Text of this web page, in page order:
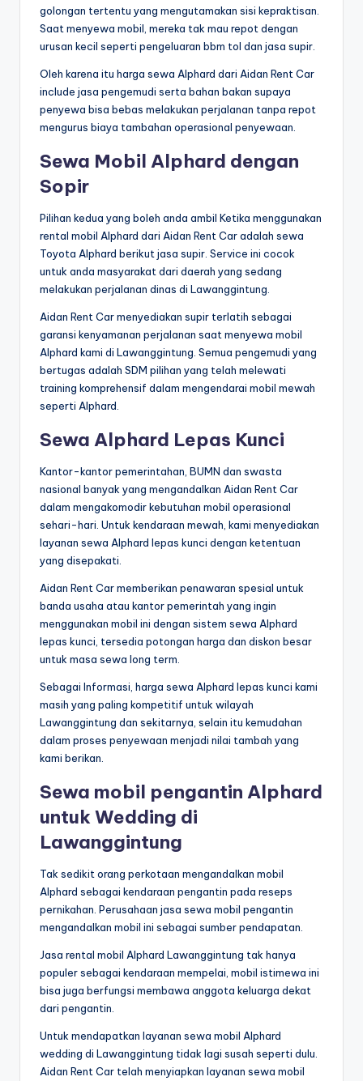
golongan tertentu yang mengutamakan sisi kepraktisan.
Saat menyewa mobil, mereka tak mau repot dengan
urusan kecil seperti pengeluaran bbm tol dan jasa supir.
Oleh karena itu harga sewa Alphard dari Aidan Rent Car
include jasa pengemudi serta bahan bakan supaya
penyewa bisa bebas melakukan perjalanan tanpa repot
mengurus biaya tambahan operasional penyewaan.
Sewa Mobil Alphard dengan
Sopir
Pilihan kedua yang boleh anda ambil Ketika menggunakan
rental mobil Alphard dari Aidan Rent Car adalah sewa
Toyota Alphard berikut jasa supir. Service ini cocok
untuk anda masyarakat dari daerah yang sedang
melakukan perjalanan dinas di Lawanggintung.
Aidan Rent Car menyediakan supir terlatih sebagai
garansi kenyamanan perjalanan saat menyewa mobil
Alphard kami di Lawanggintung. Semua pengemudi yang
bertugas adalah SDM pilihan yang telah melewati
training komprehensif dalam mengendarai mobil mewah
seperti Alphard.
Sewa Alphard Lepas Kunci
Kantor-kantor pemerintahan, BUMN dan swasta
nasional banyak yang mengandalkan Aidan Rent Car
dalam mengakomodir kebutuhan mobil operasional
sehari-hari. Untuk kendaraan mewah, kami menyediakan
layanan sewa Alphard lepas kunci dengan ketentuan
yang disepakati.
Aidan Rent Car memberikan penawaran spesial untuk
banda usaha atau kantor pemerintah yang ingin
menggunakan mobil ini dengan sistem sewa Alphard
lepas kunci, tersedia potongan harga dan diskon besar
untuk masa sewa long term.
Sebagai Informasi, harga sewa Alphard lepas kunci kami
masih yang paling kompetitif untuk wilayah
Lawanggintung dan sekitarnya, selain itu kemudahan
dalam proses penyewaan menjadi nilai tambah yang
kami berikan.
Sewa mobil pengantin Alphard
untuk Wedding di
Lawanggintung
Tak sedikit orang perkotaan mengandalkan mobil
Alphard sebagai kendaraan pengantin pada reseps
pernikahan. Perusahaan jasa sewa mobil pengantin
mengandalkan mobil ini sebagai sumber pendapatan.
Jasa rental mobil Alphard Lawanggintung tak hanya
populer sebagai kendaraan mempelai, mobil istimewa ini
bisa juga berfungsi membawa anggota keluarga dekat
dari pengantin.
Untuk mendapatkan layanan sewa mobil Alphard
wedding di Lawanggintung tidak lagi susah seperti dulu.
Aidan Rent Car telah menyiapkan layanan sewa mobil